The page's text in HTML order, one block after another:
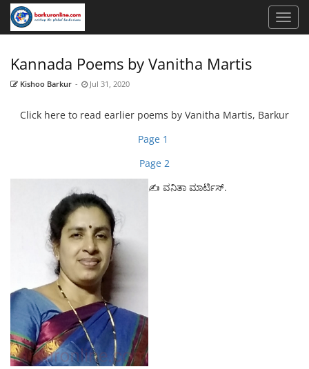
Kannada Poems by Vanitha Martis
Kishoo Barkur - Jul 31, 2020
Click here to read earlier poems by Vanitha Martis, Barkur
Page 1
Page 2
✍️ ವನಿತಾ ಮಾರ್ಟಿಸ್.